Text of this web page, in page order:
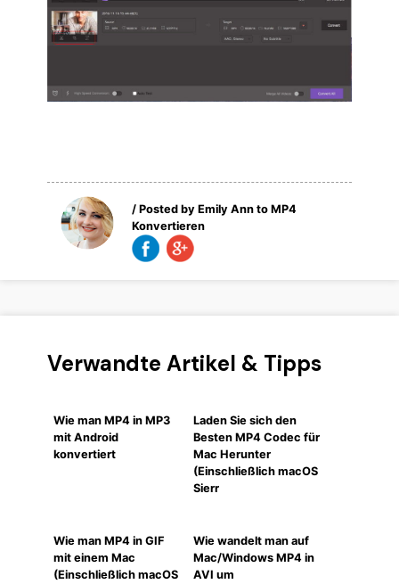
/ Posted byEmily Ann toMP4
Konvertieren
Verwandte Artikel & Tipps
Wie man MP4 in MP3
mit Android
konvertiert
Laden Sie sich den
Besten MP4 Codec für
Mac Herunter
(Einschließlich macOS
Sierr
Wie man MP4 in GIF
mit einem Mac
(Einschließlich macOS
Wie wandelt man auf
Mac/Windows MP4 in
AVI um